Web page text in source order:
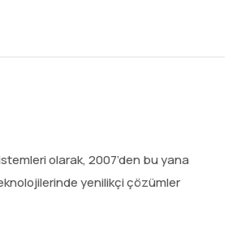
olarak, 2007’den bu yana
yenilikçi çözümler